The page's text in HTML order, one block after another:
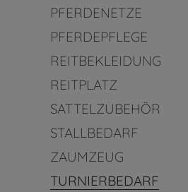
PFERDENETZE
PFERDEPFLEGE
REITBEKLEIDUNG
REITPLATZ
SATTELZUBEHÖR
STALLBEDARF
ZAUMZEUG
TURNIERBEDARF